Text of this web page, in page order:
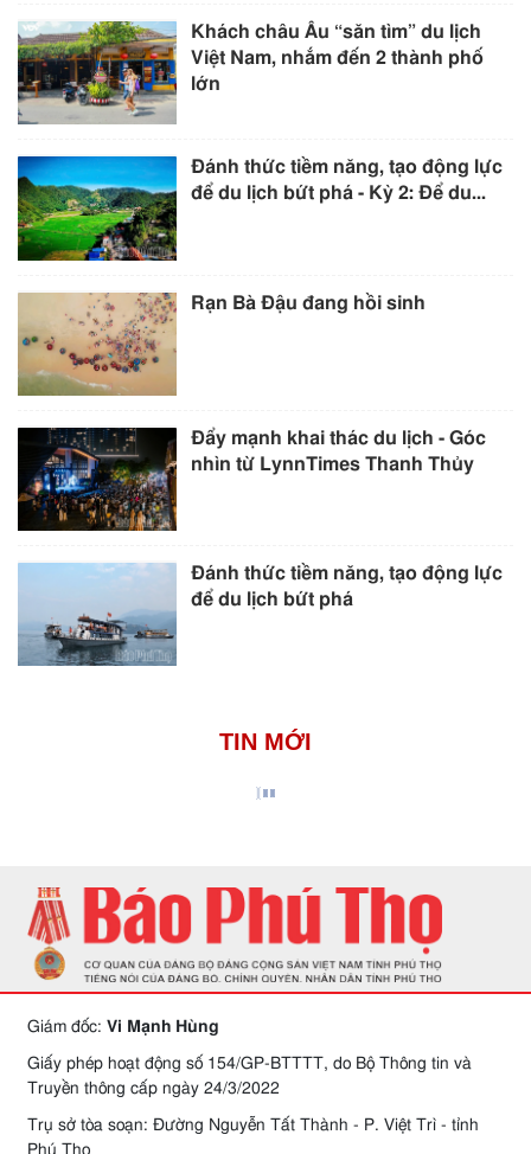
Khách châu Âu “săn tìm” du lịch
Việt Nam, nhắm đến 2 thành phố
lớn
Đánh thức tiềm năng, tạo động lực
để du lịch bứt phá - Kỳ 2: Để du...
Rạn Bà Đậu đang hồi sinh
Đẩy mạnh khai thác du lịch - Góc
nhìn từ LynnTimes Thanh Thủy
Đánh thức tiềm năng, tạo động lực
để du lịch bứt phá
TIN MỚI
Giám đốc: Vi Mạnh Hùng
Giấy phép hoạt động số 154/GP-BTTTT, do Bộ Thông tin và
Truyền thông cấp ngày 24/3/2022
Trụ sở tòa soạn: Đường Nguyễn Tất Thành - P. Việt Trì - tỉnh
Phú Thọ